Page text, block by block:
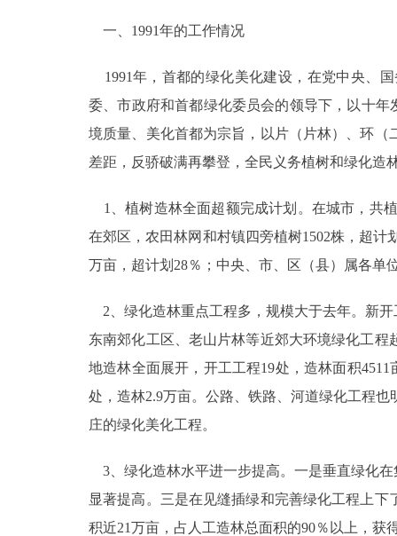
北京概况
多语种
DEUTSCH
ITALIANO
一、1991年的工作情况
1991年，首都的绿化美化建设，在党中央、
委、市政府和首都绿化委员会的领导下，以十
境质量、美化首都为宗旨，以片（片林）、环
差距，反骄破满再攀登，全民义务植树和绿化造
1、植树造林全面超额完成计划。在城市，共
在郊区，农田林网和村镇四旁植树1502株，超计
万亩，超计划28％；中央、市、区（县）属各单
2、绿化造林重点工程多，规模大于去年。新
东南郊化工区、老山片林等近郊大环境绿化工
地造林全面展开，开工工程19处，造林面积
处，造林2.9万亩。公路、铁路、河道绿化工程
庄的绿化美化工程。
3、绿化造林水平进一步提高。一是垂直绿化
显著提高。三是在见缝插绿和完善绿化工程上
积近21万亩，占人工造林总面积的90％以上，获